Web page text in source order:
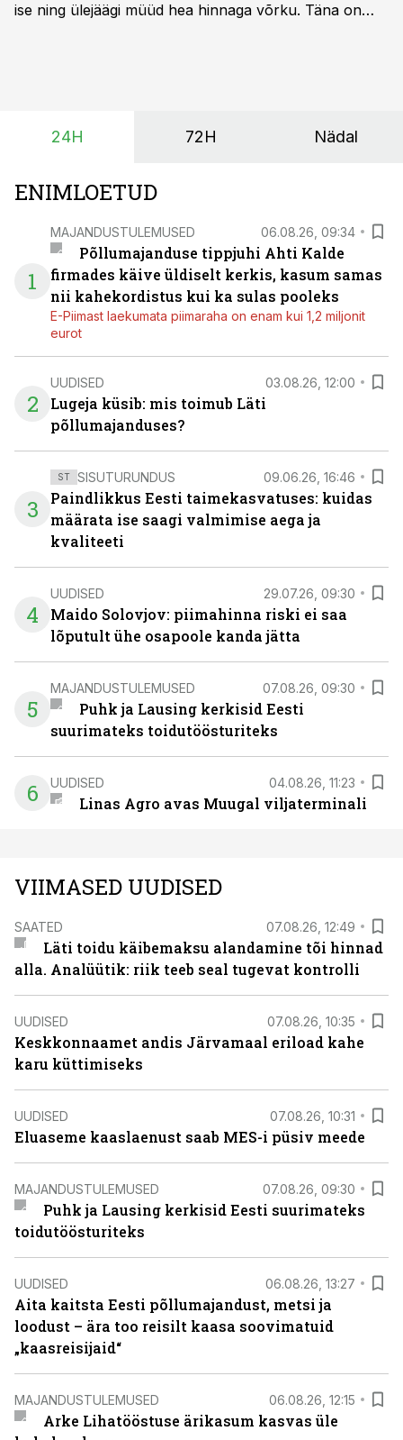
ise ning ülejäägi müüd hea hinnaga võrku. Täna on
põllumajandusettevõtete jaoks üheks olulisemaks
24H 72H Nädal
ENIMLOETUD
1
MAJANDUSTULEMUSED 06.08.26, 09:34
Põllumajanduse tippjuhi Ahti Kalde
firmades käive üldiselt kerkis, kasum samas
nii kahekordistus kui ka sulas pooleks
E-Piimast laekumata piimaraha on enam kui 1,2 miljonit
eurot
2
UUDISED 03.08.26, 12:00
Lugeja küsib: mis toimub Läti
põllumajanduses?
3
ST SISUTURUNDUS 09.06.26, 16:46
Paindlikkus Eesti taimekasvatuses: kuidas
määrata ise saagi valmimise aega ja
kvaliteeti
4
UUDISED 29.07.26, 09:30
Maido Solovjov: piimahinna riski ei saa
lõputult ühe osapoole kanda jätta
5
MAJANDUSTULEMUSED 07.08.26, 09:30
Puhk ja Lausing kerkisid Eesti
suurimateks toidutöösturiteks
6 UUDISED 04.08.26, 11:23
Linas Agro avas Muugal viljaterminali
VIIMASED UUDISED
SAATED 07.08.26, 12:49
Läti toidu käibemaksu alandamine tõi hinnad
alla. Analüütik: riik teeb seal tugevat kontrolli
UUDISED 07.08.26, 10:35
Keskkonnaamet andis Järvamaal eriload kahe
karu küttimiseks
UUDISED 07.08.26, 10:31
Eluaseme kaaslaenust saab MES-i püsiv meede
MAJANDUSTULEMUSED 07.08.26, 09:30
Puhk ja Lausing kerkisid Eesti suurimateks
toidutöösturiteks
UUDISED 06.08.26, 13:27
Aita kaitsta Eesti põllumajandust, metsi ja
loodust – ära too reisilt kaasa soovimatuid
„kaasreisijaid“
MAJANDUSTULEMUSED 06.08.26, 12:15
Arke Lihatööstuse ärikasum kasvas üle